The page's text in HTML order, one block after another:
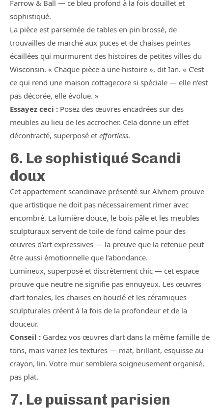
Farrow & Ball — ce bleu profond à la fois douillet et
sophistiqué.
La pièce est parsemée de tables en pin brossé, de
trouvailles de marché aux puces et de chaises peintes
écaillées qui murmurent des histoires de petites villes du
Wisconsin. « Chaque pièce a une histoire », dit Ian. « C’est
ce qui rend une maison cottagecore si spéciale — elle n’est
pas décorée, elle évolue. »
Essayez ceci : Posez des œuvres encadrées sur des
meubles au lieu de les accrocher. Cela donne un effet
décontracté, superposé et effortless.
6. Le sophistiqué Scandi
doux
Cet appartement scandinave présenté sur Alvhem prouve
que artistique ne doit pas nécessairement rimer avec
encombré. La lumière douce, le bois pâle et les meubles
sculpturaux servent de toile de fond calme pour des
œuvres d’art expressives — la preuve que la retenue peut
être aussi émotionnelle que l’abondance.
Lumineux, superposé et discrètement chic — cet espace
prouve que neutre ne signifie pas ennuyeux. Les œuvres
d’art tonales, les chaises en bouclé et les céramiques
sculpturales créent à la fois de la profondeur et de la
douceur.
Conseil : Gardez vos œuvres d’art dans la même famille de
tons, mais variez les textures — mat, brillant, esquisse au
crayon, lin. Votre mur semblera soigneusement organisé,
pas plat.
7. Le puissant parisien